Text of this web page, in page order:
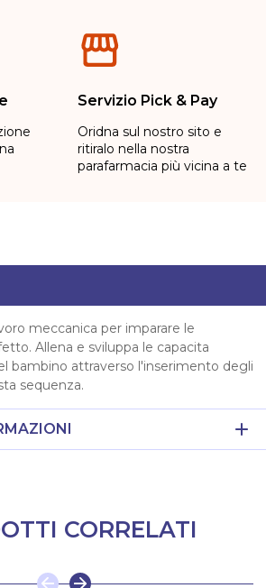
Servizio Pick & Pay
Oridna sul nostro sito e
ritiralo nella nostra
parafarmacia più vicina a te
meccanica per imparare le
Allena e sviluppa le capacita
bambino attraverso l'inserimento degli
sequenza.
CORRELATI